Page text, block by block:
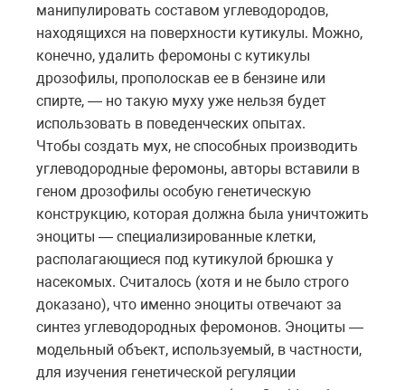
манипулировать составом углеводородов,
находящихся на поверхности кутикулы. Можно,
конечно, удалить феромоны с кутикулы
дрозофилы, прополоскав ее в бензине или
спирте, — но такую муху уже нельзя будет
использовать в поведенческих опытах.
Чтобы создать мух, не способных производить
углеводородные феромоны, авторы вставили в
геном дрозофилы особую генетическую
конструкцию, которая должна была уничтожить
эноциты — специализированные клетки,
располагающиеся под кутикулой брюшка у
насекомых. Считалось (хотя и не было строго
доказано), что именно эноциты отвечают за
синтез углеводородных феромонов. Эноциты —
модельный объект, используемый, в частности,
для изучения генетической регуляции